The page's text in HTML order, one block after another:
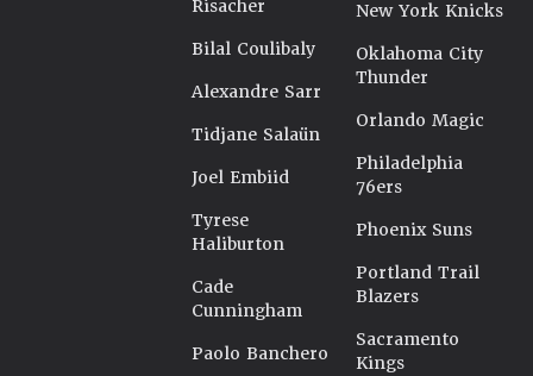
Risacher
Bilal Coulibaly
Alexandre Sarr
Tidjane Salaün
Joel Embiid
Tyrese
Haliburton
Cade
Cunningham
Paolo Banchero
New York Knicks
Oklahoma City
Thunder
Orlando Magic
Philadelphia
76ers
Phoenix Suns
Portland Trail
Blazers
Sacramento
Kings